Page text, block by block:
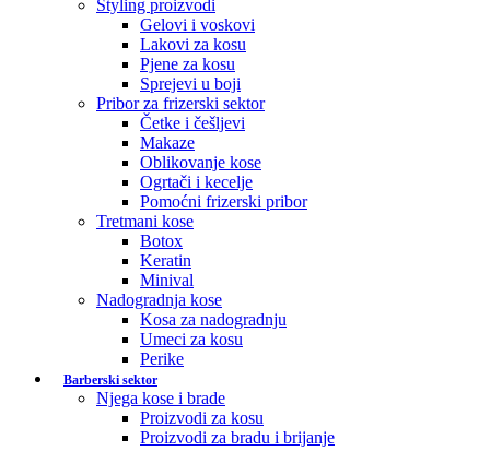
Styling proizvodi
Gelovi i voskovi
Lakovi za kosu
Pjene za kosu
Sprejevi u boji
Pribor za frizerski sektor
Četke i češljevi
Makaze
Oblikovanje kose
Ogrtači i kecelje
Pomoćni frizerski pribor
Tretmani kose
Botox
Keratin
Minival
Nadogradnja kose
Kosa za nadogradnju
Umeci za kosu
Perike
Barberski sektor
Njega kose i brade
Proizvodi za kosu
Proizvodi za bradu i brijanje